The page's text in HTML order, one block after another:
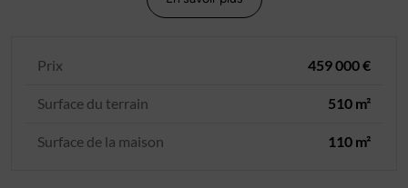
Prix 459 000 €
Surface du terrain 510 m²
Surface de la maison 110 m²